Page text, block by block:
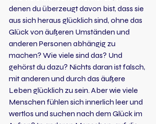
denen du überzeugt davon bist, dass sie
aus sich heraus glücklich sind, ohne das
Glück von äußeren Umständen und
anderen Personen abhängig zu
machen? Wie viele sind das? Und
gehörst du dazu? Nichts daran ist falsch,
mit anderen und durch das äußere
Leben glücklich zu sein. Aber wie viele
Menschen fühlen sich innerlich leer und
wertlos und suchen nach dem Glück im